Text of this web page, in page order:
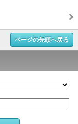
ページの先頭へ戻る